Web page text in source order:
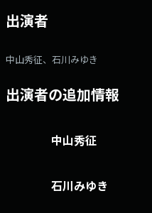
出演者
中山秀征、石川みゆき
出演者の追加情報
中山秀征
石川みゆき